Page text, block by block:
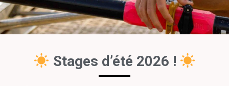
Stages d’été 2026 !